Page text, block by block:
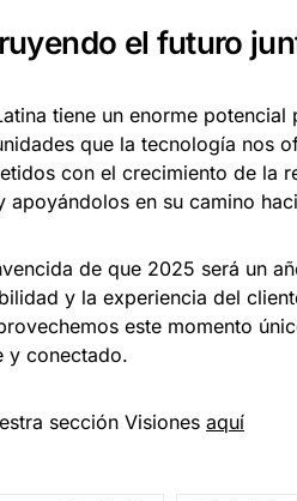
el futuro
tiene un enorme
que la tecnología nos
con el crecimiento de la
apoyándolos en su camino
de que 2025 será un
y la experiencia del
este momento
y conectado.
sección Visiones aquí